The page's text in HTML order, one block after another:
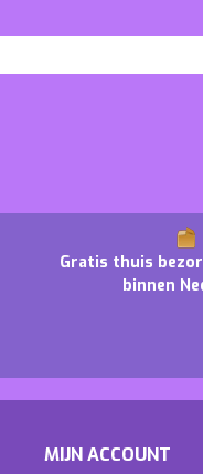
Gratis thuis
binnen
MIJN ACCOUNT